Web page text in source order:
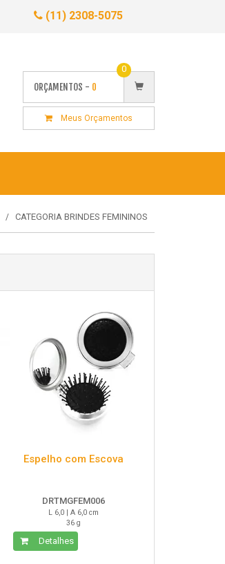
(11) 2308-5075
ORÇAMENTOS - 0
0
Meus Orçamentos
CATEGORIA BRINDES FEMININOS
Espelho com Escova
DRTMGFEM006
L 6,0 | A 6,0 cm
36 g
Detalhes